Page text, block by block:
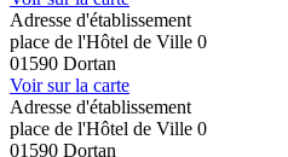
Adresse d'établissement
place de l'Hôtel de Ville 0
01590 Dortan
Voir sur la carte
Adresse d'établissement
place de l'Hôtel de Ville 0
01590 Dortan